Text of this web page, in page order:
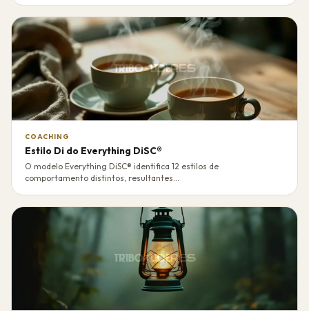
COACHING
Estilo Di do Everything DiSC®
O modelo Everything DiSC® identifica 12 estilos de
comportamento distintos, resultantes...